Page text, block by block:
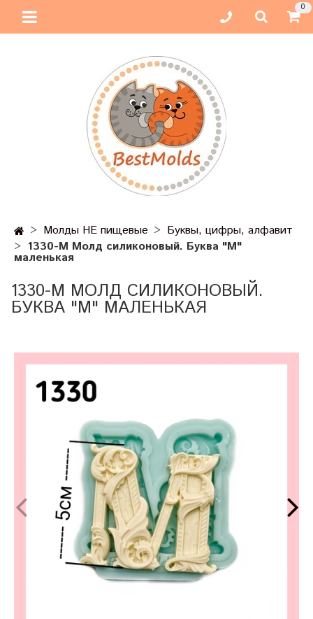
0
Молды НЕ пищевые
Буквы, цифры, алфавит
1330-М Молд силиконовый. Буква "М"
маленькая
1330-М МОЛД СИЛИКОНОВЫЙ.
БУКВА "М" МАЛЕНЬКАЯ